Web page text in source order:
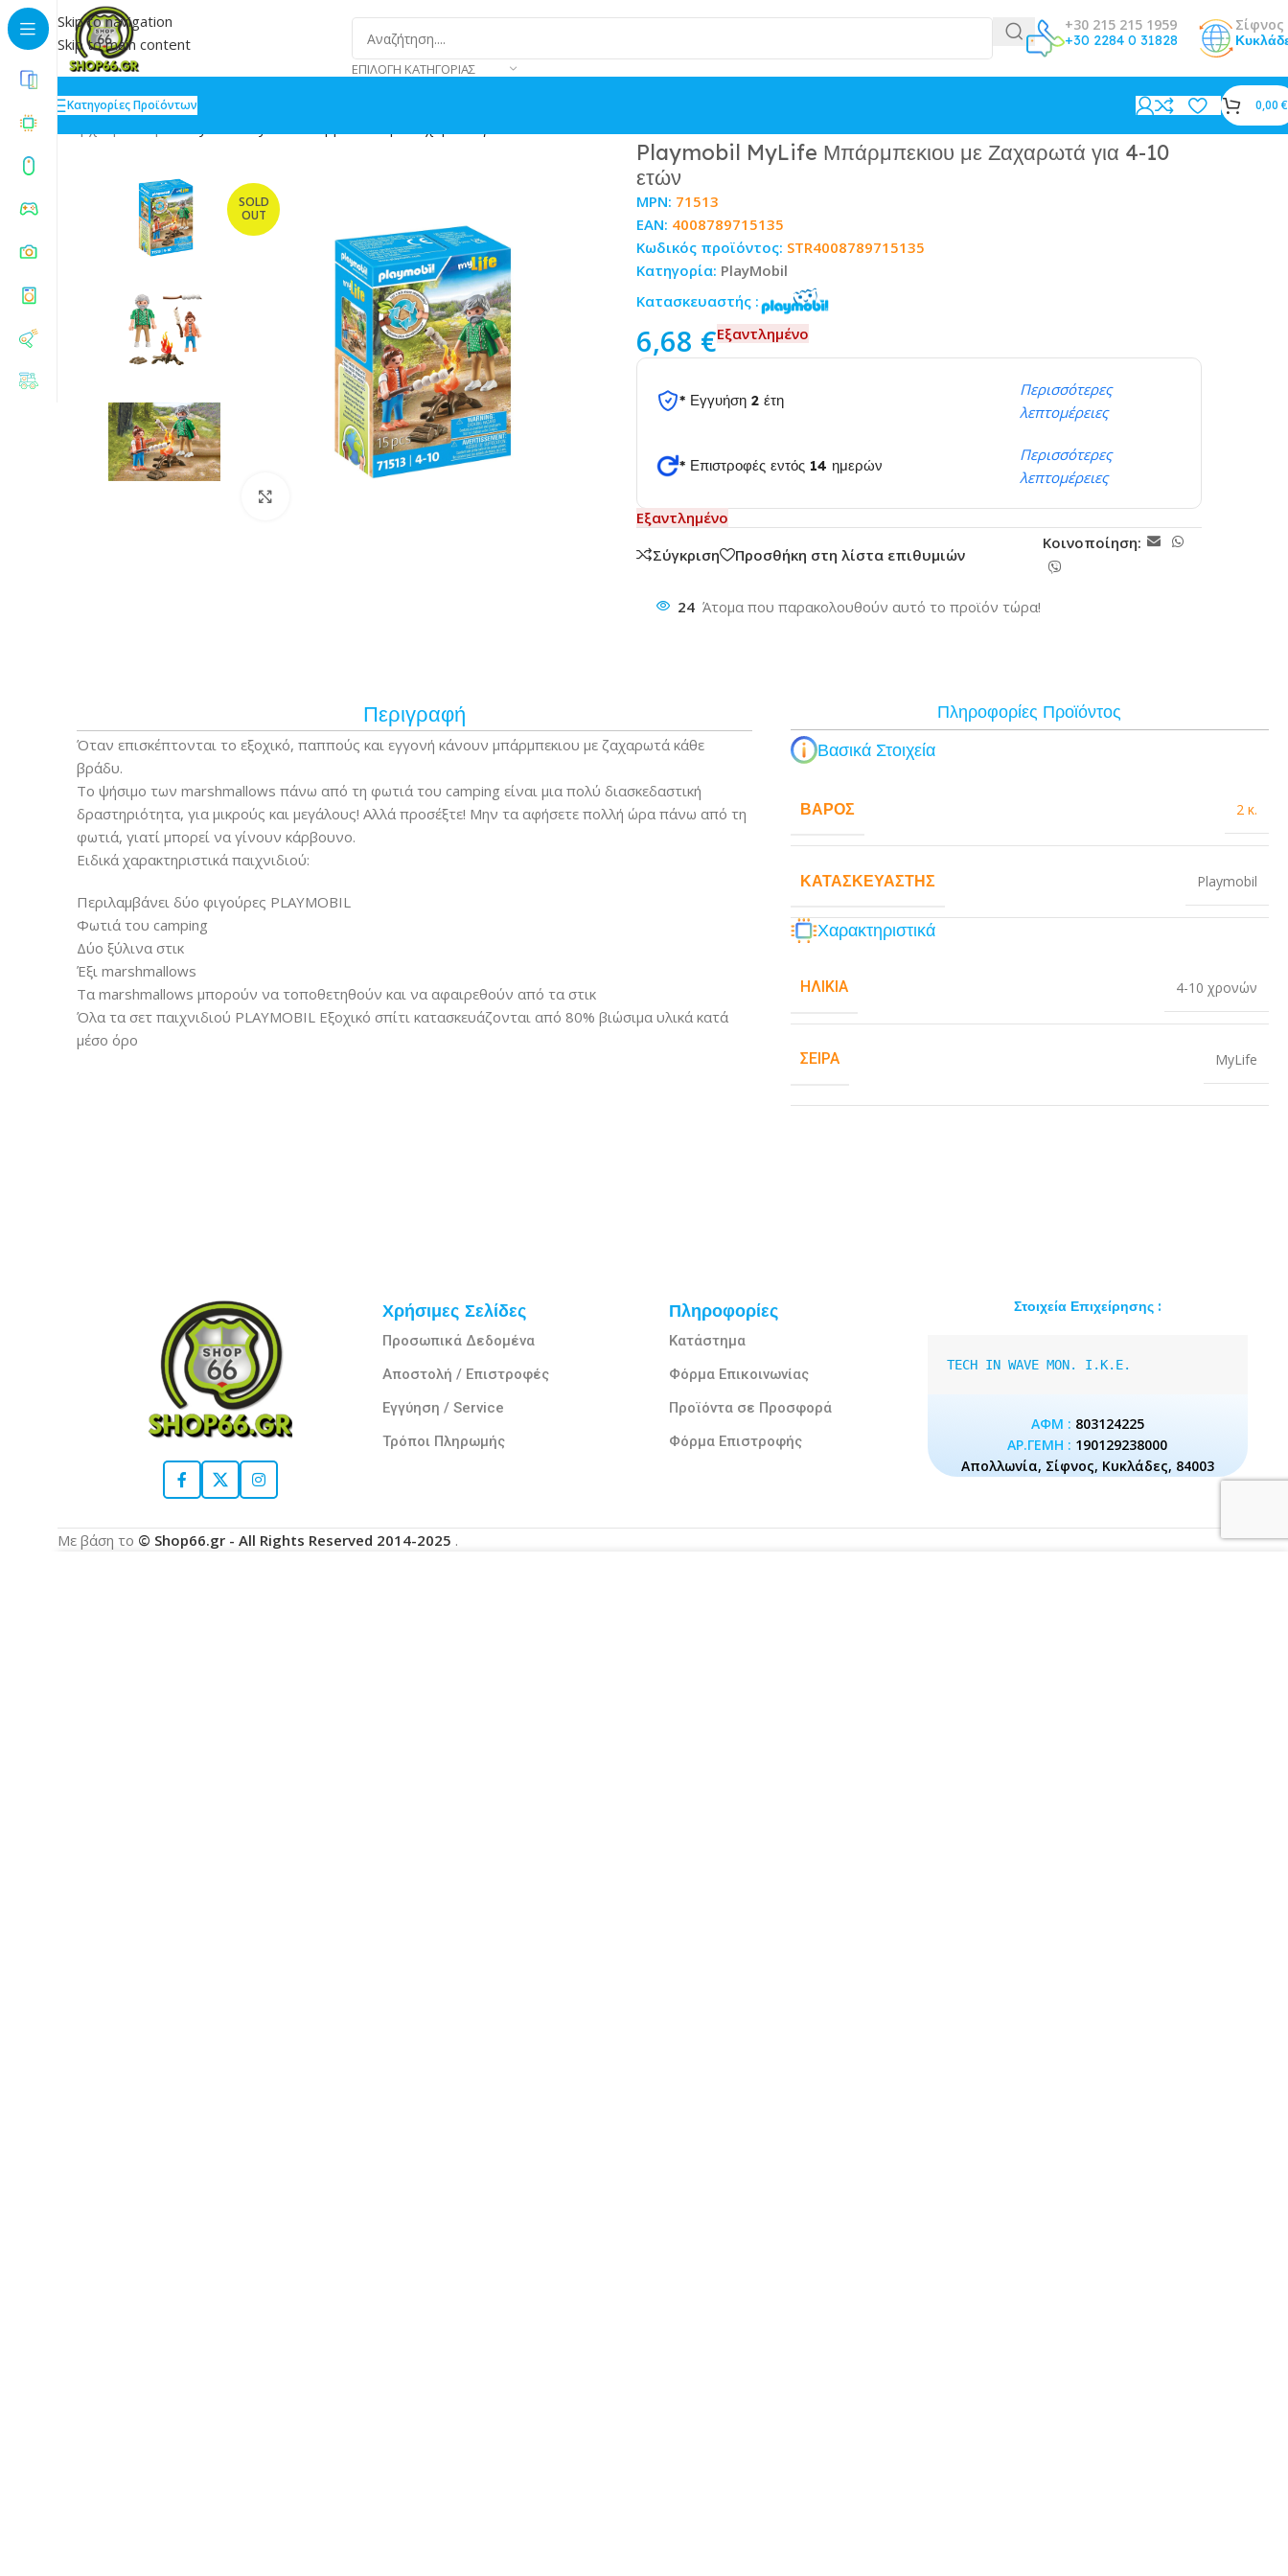
Skip to navigation
Skip to main content
ΕΠΙΛΟΓΉ ΚΑΤΗΓΟΡΊΑΣ
+30 215 215 1959
+30 2284 0 31828
Σίφνος
Κατηγορίες Προϊόντων 0,00 €
SOLD
OUT
Playmobil MyLife Μπάρμπεκιου με Ζαχαρωτά για 4-10
ετών
Κατασκευαστής :
MPN: 71513
EAN: 4008789715135
Κωδικός προϊόντος: STR4008789715135
Κατηγορία: PlayMobil
6,68 €Εξαντλημένο
* Εγγυήση 2 έτη
Περισσότερες
λεπτομέρειες
* Επιστροφές εντός 14 ημερών
Περισσότερες
λεπτομέρειες
Εξαντλημένο
Σύγκριση
Προσθήκη στη λίστα επιθυμιών
Κοινοποίηση:
24 Άτομα που παρακολουθούν αυτό το προϊόν τώρα!
Περιγραφή
Όταν επισκέπτονται το εξοχικό, παππούς και εγγονή κάνουν μπάρμπεκιου με ζαχαρωτά κάθε
βράδυ.
Το ψήσιμο των marshmallows πάνω από τη φωτιά του camping είναι μια πολύ διασκεδαστική
δραστηριότητα, για μικρούς και μεγάλους! Αλλά προσέξτε! Μην τα αφήσετε πολλή ώρα πάνω από τη
φωτιά, γιατί μπορεί να γίνουν κάρβουνο.
Ειδικά χαρακτηριστικά παιχνιδιού:
Περιλαμβάνει δύο φιγούρες PLAYMOBIL
Φωτιά του camping
Δύο ξύλινα στικ
Έξι marshmallows
Τα marshmallows μπορούν να τοποθετηθούν και να αφαιρεθούν από τα στικ
Όλα τα σετ παιχνιδιού PLAYMOBIL Εξοχικό σπίτι κατασκευάζονται από 80% βιώσιμα υλικά κατά
μέσο όρο
Πληροφορίες Προϊόντος
Βασικά Στοιχεία
ΒΆΡΟΣ 2 κ.
ΚΑΤΑΣΚΕΥΑΣΤΉΣ Playmobil
Χαρακτηριστικά
ΗΛΙΚΊΑ 4-10 χρονών
ΣΕΙΡΆ MyLife
Χρήσιμες Σελίδες
Προσωπικά Δεδομένα
Αποστολή / Επιστροφές
Εγγύηση / Service
Τρόποι Πληρωμής
Πληροφορίες
Κατάστημα
Φόρμα Επικοινωνίας
Προϊόντα σε Προσφορά
Φόρμα Επιστροφής
Στοιχεία Επιχείρησης :
TECH IN WAVE MON. I.K.E.
ΑΦΜ : 803124225
ΑΡ.ΓΕΜΗ : 190129238000
Απολλωνία, Σίφνος, Κυκλάδες, 84003
Με βάση το © Shop66.gr - All Rights Reserved 2014-2025 .